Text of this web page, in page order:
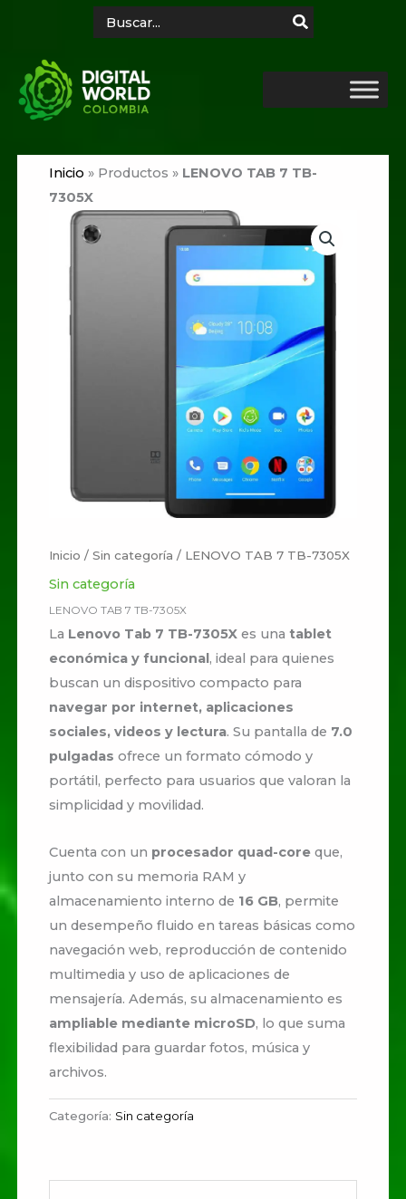
contenido
for:
Inicio » Productos » LENOVO TAB 7 TB-
7305X
Inicio /Sin categoría / LENOVO TAB 7 TB-7305X
Sin categoría
LENOVO TAB 7 TB-7305X
La Lenovo Tab 7 TB-7305X es unatablet
económica y funcional, ideal para quienes
buscan un dispositivo compacto para
navegar por internet, aplicaciones
sociales, videos y lectura. Su pantalla de 7.0
pulgadas ofrece un formato cómodo y
portátil, perfecto para usuarios que valoran la
simplicidad y movilidad.
Cuenta con un procesador quad-core que,
junto con su memoria RAM y
almacenamiento interno de 16 GB, permite
un desempeño fluido en tareas básicas como
navegación web, reproducción de contenido
multimedia y uso de aplicaciones de
mensajería. Además, su almacenamiento es
ampliable mediante microSD, lo que suma
flexibilidad para guardar fotos, música y
archivos.
Categoría: Sin categoría